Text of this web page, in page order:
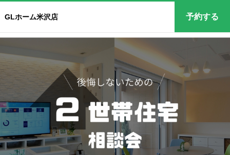
GLホーム米沢店 予約する